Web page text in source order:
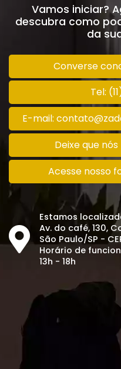
Vamos iniciar?
descubra como
da
Converse
Tel:
E-mail:
Deixe que
Acesse nosso
Estamos
Av. do café, 130,
São Paulo/SP -
Horário de
13h - 18h